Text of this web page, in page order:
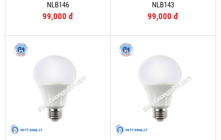
NLB146
99,000 đ
NLB143
99,000 đ